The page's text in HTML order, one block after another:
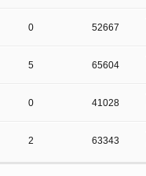
0 52667
5 65604
0 41028
2 63343